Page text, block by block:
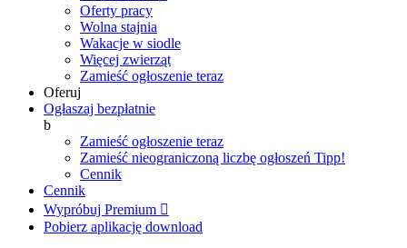
Oferty pracy
Wolna stajnia
Wakacje w siodle
Więcej zwierząt
Zamieść ogłoszenie teraz
Oferuj
Ogłaszaj bezpłatnie
b
Zamieść ogłoszenie teraz
Zamieść nieograniczoną liczbę ogłoszeń Tipp!
Cennik
Cennik
Wypróbuj Premium 
Pobierz aplikację download